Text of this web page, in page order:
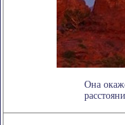
Она